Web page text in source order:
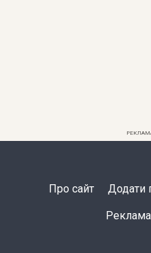
Про сайт Додати
Реклама